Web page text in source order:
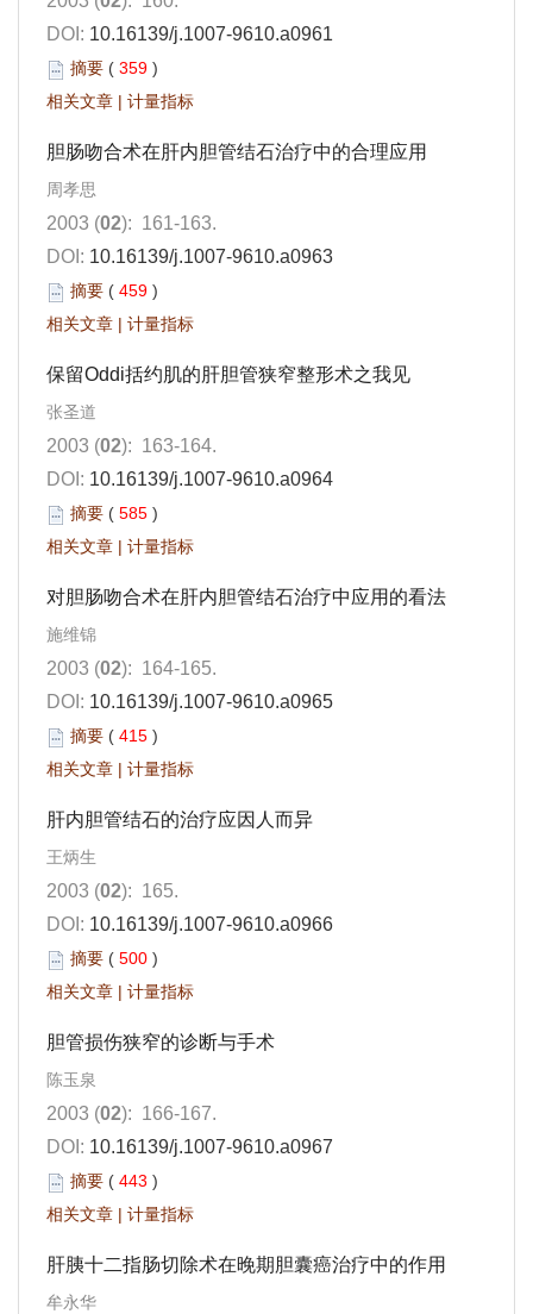
DOI: 10.16139/j.1007-9610.a0961
摘要 ( 359 )
相关文章 | 计量指标
胆肠吻合术在肝内胆管结石治疗中的合理应用
周孝思
2003 (02): 161-163.
DOI: 10.16139/j.1007-9610.a0963
摘要 ( 459 )
相关文章 | 计量指标
保留Oddi括约肌的肝胆管狭窄整形术之我见
张圣道
2003 (02): 163-164.
DOI: 10.16139/j.1007-9610.a0964
摘要 ( 585 )
相关文章 | 计量指标
对胆肠吻合术在肝内胆管结石治疗中应用的看法
施维锦
2003 (02): 164-165.
DOI: 10.16139/j.1007-9610.a0965
摘要 ( 415 )
相关文章 | 计量指标
肝内胆管结石的治疗应因人而异
王炳生
2003 (02): 165.
DOI: 10.16139/j.1007-9610.a0966
摘要 ( 500 )
相关文章 | 计量指标
胆管损伤狭窄的诊断与手术
陈玉泉
2003 (02): 166-167.
DOI: 10.16139/j.1007-9610.a0967
摘要 ( 443 )
相关文章 | 计量指标
肝胰十二指肠切除术在晚期胆囊癌治疗中的作用
牟永华